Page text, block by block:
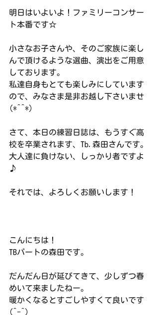
明日はいよいよ！ファミリーコンサー
ト本番です☆
小さなお子さんや、そのご家族に楽し
んで頂けるような選曲、演出をご用意
しております。
私達自身もとても楽しみにしています
ので、みなさま是非お越し下さいませ
(*^^*)
さて、本日の練習日誌は、もうすぐ高
校を卒業されます、Tb.森田さんです。
大人達に負けない、しっかり者ですよ
♪
それでは、よろしくお願いします！
こんにちは！
TBパートの森田です。
だんだん日が延びてきて、少しずつ春
めいて来ましたねー。
暖かくなるとすごしやすくて良いです
(^-^)